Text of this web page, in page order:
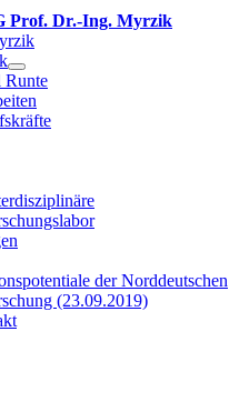
Prof. Dr.-Ing. Myrzik
Runte
der Norddeutschen
(23.09.2019)